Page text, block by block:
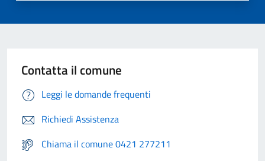
Contatta il comune
Leggi le domande frequenti
Richiedi Assistenza
Chiama il comune 0421 277211